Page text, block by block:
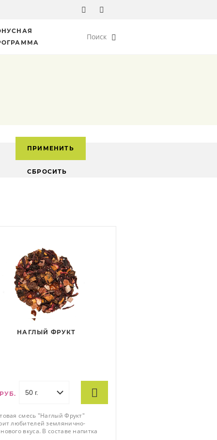
Поиск
НАГЛЫЙ ФРУКТ
смесь "Наглый Фрукт"
любителей землянично-
вкуса. В составе напитка